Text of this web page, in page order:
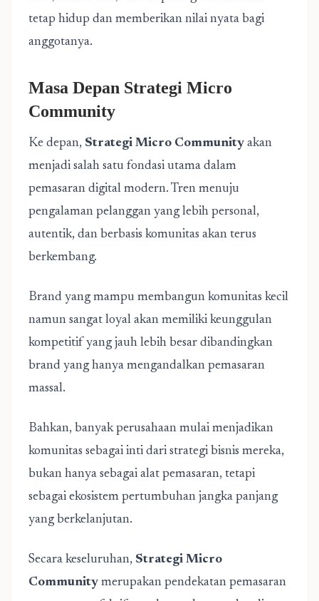
tetap hidup dan memberikan nilai nyata bagi
anggotanya.
Masa Depan Strategi Micro
Community
Ke depan, Strategi Micro Community akan
menjadi salah satu fondasi utama dalam
pemasaran digital modern. Tren menuju
pengalaman pelanggan yang lebih personal,
autentik, dan berbasis komunitas akan terus
berkembang.
Brand yang mampu membangun komunitas kecil
namun sangat loyal akan memiliki keunggulan
kompetitif yang jauh lebih besar dibandingkan
brand yang hanya mengandalkan pemasaran
massal.
Bahkan, banyak perusahaan mulai menjadikan
komunitas sebagai inti dari strategi bisnis mereka,
bukan hanya sebagai alat pemasaran, tetapi
sebagai ekosistem pertumbuhan jangka panjang
yang berkelanjutan.
Secara keseluruhan, Strategi Micro
Community merupakan pendekatan pemasaran